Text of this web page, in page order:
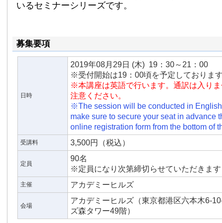
いるセミナーシリーズです。
募集要項
日時
2019年08月29日 (木) 19：30～21：00
※受付開始は19：00頃を予定しておりま
※本講座は英語で行います。通訳は入り
注意ください。
※The session will be conducted in
make sure to secure your seat in advance
online registration form from the bottom of
受講料 3,500円（税込）
定員
90名
※定員になり次第締切らせていただきます
主催 アカデミーヒルズ
会場
アカデミーヒルズ（東京都港区六本木6-
ズ森タワー49階）